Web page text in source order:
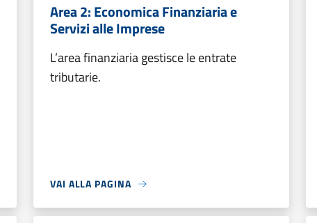
Area 2: Economica Finanziaria e
Servizi alle Imprese
L’area finanziaria gestisce le entrate
tributarie.
VAI ALLA PAGINA